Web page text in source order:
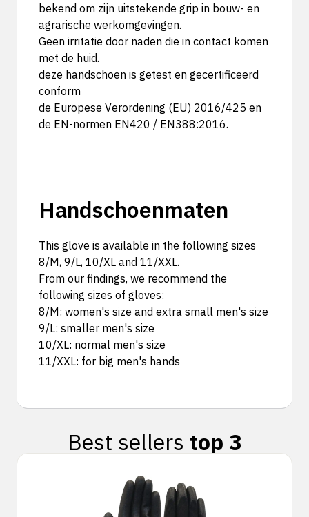
bekend om zijn uitstekende grip in bouw- en
agrarische werkomgevingen.
Geen irritatie door naden die in contact komen
met de huid.
deze handschoen is getest en gecertificeerd
conform
de Europese Verordening (EU) 2016/425 en
de EN-normen EN420 / EN388:2016.
Handschoenmaten
This glove is available in the following sizes
8/M, 9/L, 10/XL and 11/XXL.
From our findings, we recommend the
following sizes of gloves:
8/M: women's size and extra small men's size
9/L: smaller men's size
10/XL: normal men's size
11/XXL: for big men's hands
Best sellers top 3